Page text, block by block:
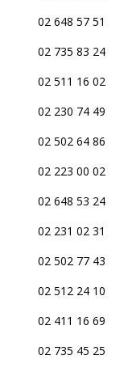
02 648 57 51
02 735 83 24
02 511 16 02
02 230 74 49
02 502 64 86
02 223 00 02
02 648 53 24
02 231 02 31
02 502 77 43
02 512 24 10
02 411 16 69
02 735 45 25